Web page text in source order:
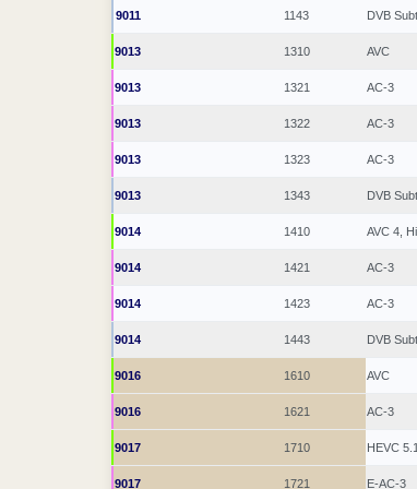
9011 1143 DVB
9013 1310 AVC
9013 1321 AC-3
9013 1322 AC-3
9013 1323 AC-3
9013 1343 DVB
9014 1410 AVC 4,
9014 1421 AC-3
9014 1423 AC-3
9014 1443 DVB
9016 1610 AVC
9016 1621 AC-3
9017 1710 HEVC
9017 1721 E-AC-3